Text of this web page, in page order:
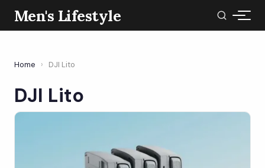
Men's Lifestyle
Home › DJI Lito
DJI Lito